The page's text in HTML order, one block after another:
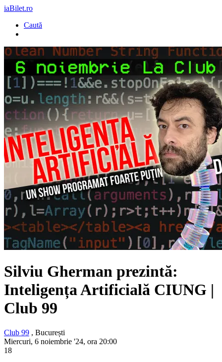
iaBilet.ro
Caută
Silviu Gherman prezintă:
Inteligența Artificială CIUNG |
Club 99
Club 99 , București
Miercuri, 6 noiembrie '24, ora 20:00
18